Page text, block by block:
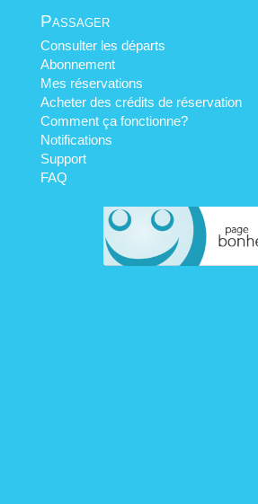
Passager
Consulter les départs
Abonnement
Mes réservations
Acheter des crédits de réservation
Comment ça fonctionne?
Notifications
Support
FAQ